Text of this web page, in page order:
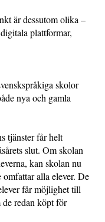
är dessutom olika –
plattformar,
skolor
nya och gamla
tjänster får helt
slut. Om skolan
kan skolan nu
alla elever. De
får möjlighet till
de redan köpt för